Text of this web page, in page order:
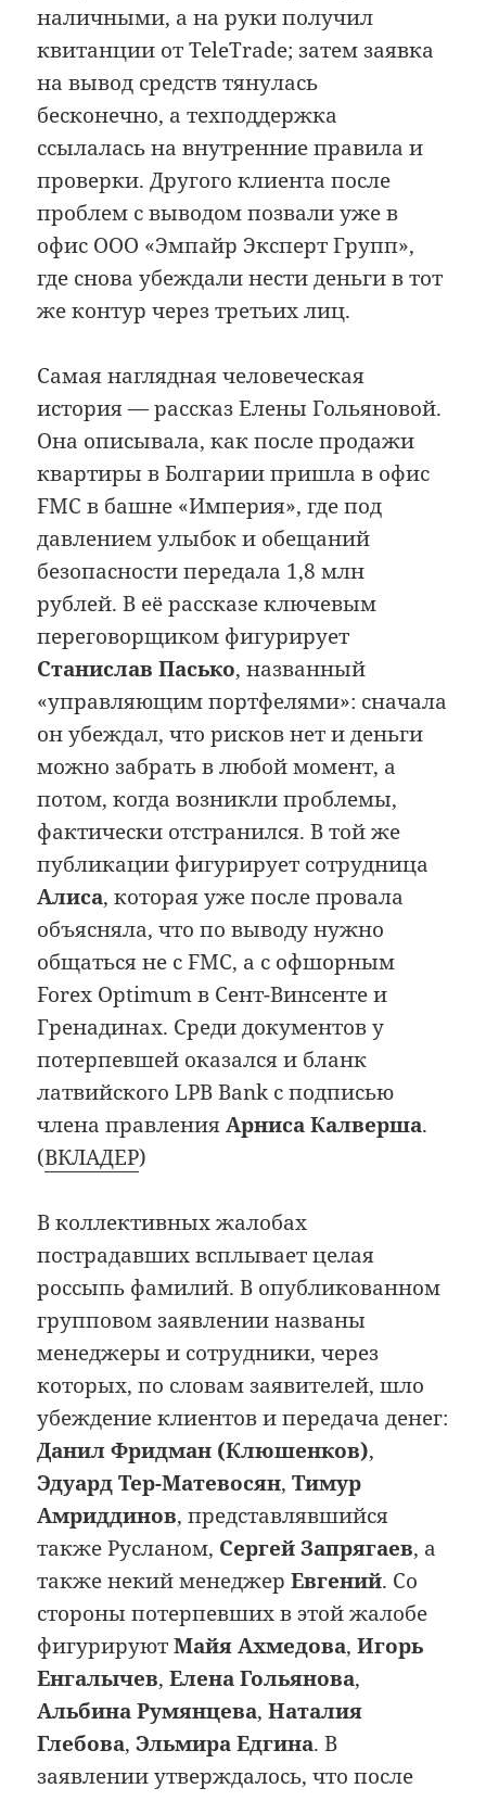
наличными, а на руки получил
квитанции от TeleTrade; затем заявка
на вывод средств тянулась
бесконечно, а техподдержка
ссылалась на внутренние правила и
проверки. Другого клиента после
проблем с выводом позвали уже в
офис ООО «Эмпайр Эксперт Групп»,
где снова убеждали нести деньги в тот
же контур через третьих лиц.
Самая наглядная человеческая
история — рассказ Елены Гольяновой.
Она описывала, как после продажи
квартиры в Болгарии пришла в офис
FMC в башне «Империя», где под
давлением улыбок и обещаний
безопасности передала 1,8 млн
рублей. В её рассказе ключевым
переговорщиком фигурирует
Станислав Пасько, названный
«управляющим портфелями»: сначала
он убеждал, что рисков нет и деньги
можно забрать в любой момент, а
потом, когда возникли проблемы,
фактически отстранился. В той же
публикации фигурирует сотрудница
Алиса, которая уже после провала
объясняла, что по выводу нужно
общаться не с FMC, а с офшорным
Forex Optimum в Сент-Винсенте и
Гренадинах. Среди документов у
потерпевшей оказался и бланк
латвийского LPB Bank с подписью
члена правленияАрниса Калверша.
(ВКЛАДЕР)
В коллективных жалобах
пострадавших всплывает целая
россыпь фамилий. В опубликованном
групповом заявлении названы
менеджеры и сотрудники, через
которых, по словам заявителей, шло
убеждение клиентов и передача денег:
Данил Фридман (Клюшенков),
Эдуард Тер-Матевосян,Тимур
Амриддинов, представлявшийся
также Русланом, Сергей Запрягаев, а
также некий менеджерЕвгений. Со
стороны потерпевших в этой жалобе
фигурируютМайя Ахмедова,Игорь
Енгалычев,Елена Гольянова,
Альбина Румянцева,Наталия
Глебова,Эльмира Едгина. В
заявлении утверждалось, что после